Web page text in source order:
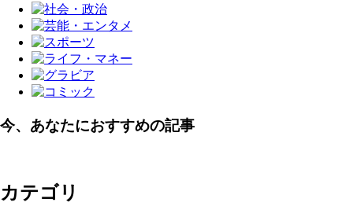
今、あなたにおすすめの記事
カテゴリ